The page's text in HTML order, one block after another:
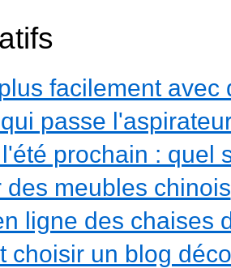
facilement avec
passe
prochain : quel
des meubles chinois
ligne des chaises
choisir un blog